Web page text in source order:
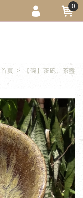
首頁 【碗】茶碗、茶盞
0